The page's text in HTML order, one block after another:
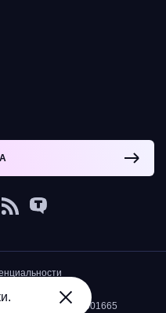
TexTerra
ОГРН 1105034001665